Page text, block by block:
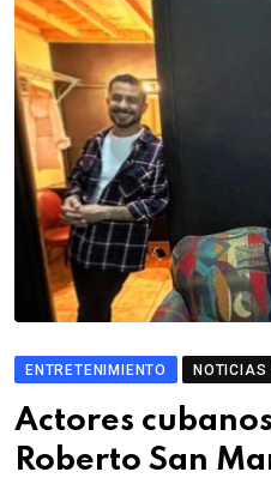
ENTRETENIMIENTO NOTICIAS
Actores
Roberto San